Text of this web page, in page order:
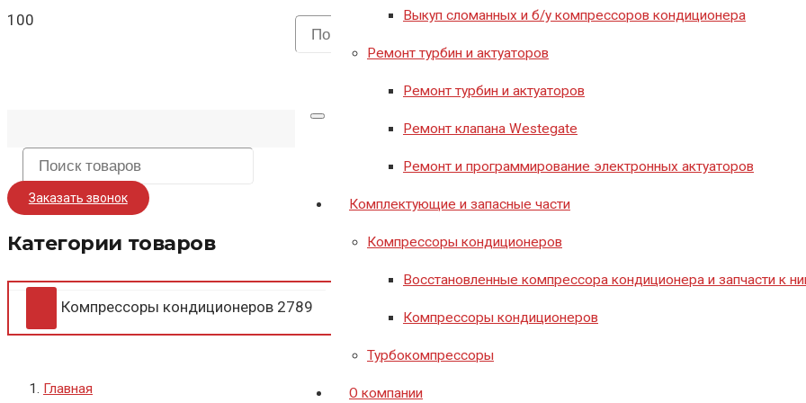
8 (351) 776-20-40
Заказать звонок
Выкуп сломанных и б/у компрессоров кондиционера
Ремонт турбин и актуаторов
Ремонт турбин и актуаторов
Ремонт клапана Westegate
Ремонт и программирование электронных актуаторов
Комплектующие и запасные части
Компрессоры кондиционеров
Восстановленные компрессора кондиционера и запчасти к
Компрессоры кондиционеров
Турбокомпрессоры
О компании
Заказать звонок
Категории товаров
Компрессоры кондиционеров 2789
Главная